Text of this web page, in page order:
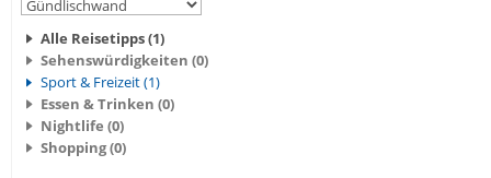
Alle Reisetipps (1)
Sehenswürdigkeiten (0)
Sport & Freizeit (1)
Essen & Trinken (0)
Nightlife (0)
Shopping (0)